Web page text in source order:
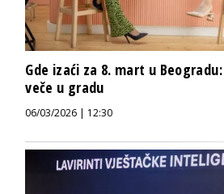
Gde izaći za 8. mart u
veče u gradu
06/03/2026 | 12:30